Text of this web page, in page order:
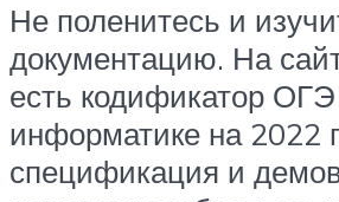
Не поленитесь и
документацию. На
есть кодификатор
информатике на 2022
спецификация и